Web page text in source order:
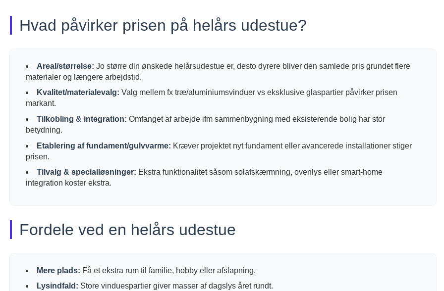
Hvad påvirker prisen på helårs udestue?
Areal/størrelse: Jo større din ønskede helårsudestue er, desto dyrere bliver den samlede pris grundet flere
materialer og længere arbejdstid.
Kvalitet/materialevalg: Valg mellem fx træ/aluminiumsvinduer vs eksklusive glaspartier påvirker prisen
markant.
Tilkobling & integration: Omfanget af arbejde ifm sammenbygning med eksisterende bolig har stor
betydning.
Etablering af fundament/gulvvarme: Kræver projektet nyt fundament eller avancerede installationer stiger
prisen.
Tilvalg & specialløsninger: Ekstra funktionalitet såsom solafskærmning, ovenlys eller smart-home
integration koster ekstra.
Fordele ved en helårs udestue
Mere plads: Få et ekstra rum til familie, hobby eller afslapning.
Lysindfald: Store vinduespartier giver masser af dagslys året rundt.